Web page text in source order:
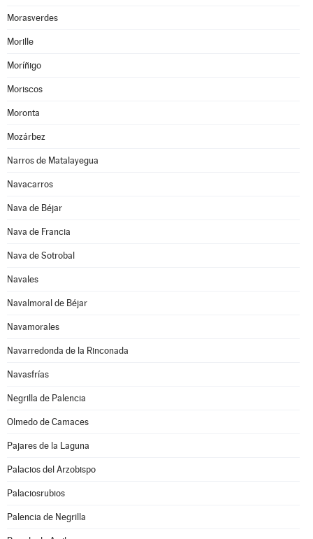
Morasverdes
Morille
Moríñigo
Moriscos
Moronta
Mozárbez
Narros de Matalayegua
Navacarros
Nava de Béjar
Nava de Francia
Nava de Sotrobal
Navales
Navalmoral de Béjar
Navamorales
Navarredonda de la Rinconada
Navasfrías
Negrilla de Palencia
Olmedo de Camaces
Pajares de la Laguna
Palacios del Arzobispo
Palaciosrubios
Palencia de Negrilla